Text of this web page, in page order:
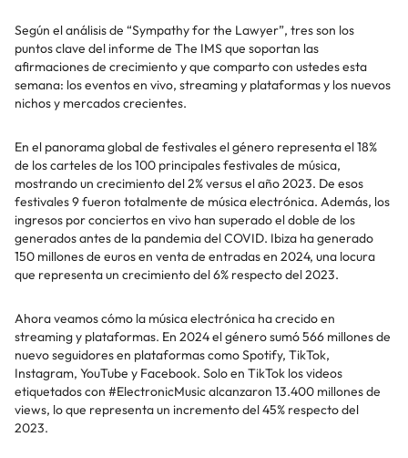
Según el análisis de “Sympathy for the Lawyer”, tres son los
puntos clave del informe de The IMS que soportan las
afirmaciones de crecimiento y que comparto con ustedes esta
semana: los eventos en vivo, streaming y plataformas y los nuevos
nichos y mercados crecientes.
En el panorama global de festivales el género representa el 18%
de los carteles de los 100 principales festivales de música,
mostrando un crecimiento del 2% versus el año 2023. De esos
festivales 9 fueron totalmente de música electrónica. Además, los
ingresos por conciertos en vivo han superado el doble de los
generados antes de la pandemia del COVID. Ibiza ha generado
150 millones de euros en venta de entradas en 2024, una locura
que representa un crecimiento del 6% respecto del 2023.
Ahora veamos cómo la música electrónica ha crecido en
streaming y plataformas. En 2024 el género sumó 566 millones de
nuevo seguidores en plataformas como Spotify, TikTok,
Instagram, YouTube y Facebook. Solo en TikTok los videos
etiquetados con #ElectronicMusic alcanzaron 13.400 millones de
views, lo que representa un incremento del 45% respecto del
2023.